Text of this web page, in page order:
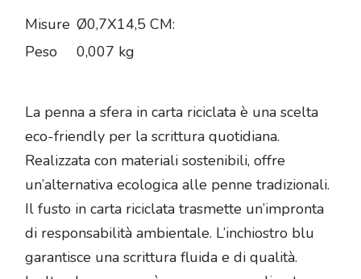
Misure Ø0,7X14,5 CM:
Peso
0,007 kg
La penna a sfera in carta riciclata è una scelta
eco-friendly per la scrittura quotidiana.
Realizzata con materiali sostenibili, offre
un’alternativa ecologica alle penne tradizionali.
Il fusto in carta riciclata trasmette un’impronta
di responsabilità ambientale. L’inchiostro blu
garantisce una scrittura fluida e di qualità.